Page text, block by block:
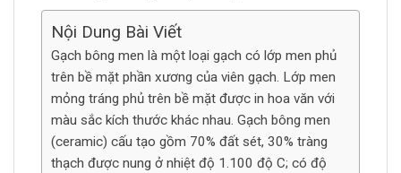
Nội Dung Bài Viết
Gạch bông men là một loại gạch có lớp men phủ
trên bề mặt phần xương của viên gạch. Lớp men
mỏng tráng phủ trên bề mặt được in hoa văn với
màu sắc kích thước khác nhau. Gạch bông men
(ceramic) cấu tạo gồm 70% đất sét, 30% tràng
thạch được nung ở nhiệt độ 1.100 độ C; có độ